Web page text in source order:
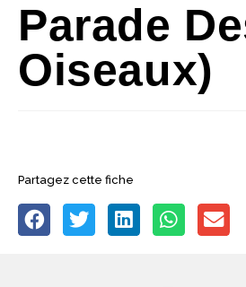
Parade
Oiseaux)
Partagez cette fiche